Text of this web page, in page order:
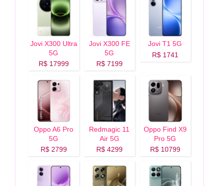
Jovi X300 Ultra
5G
R$ 17999
Jovi X300 FE
5G
R$ 7199
Jovi T1 5G
R$ 1741
Oppo A6 Pro
5G
R$ 2799
Redmagic 11
Air 5G
R$ 4299
Oppo Find X9
Pro 5G
R$ 10799